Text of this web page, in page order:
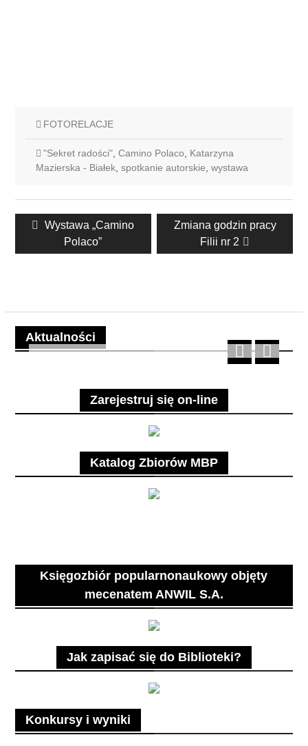
FOTORELACJE
"Sekret radości", Camino Polaco
Katarzyna
Mazierska - Białek, spotkanie autorskie wystawa
wpisuPrevious
post:
Wystawa „Camino
Polaco”
Next
Zmiana godzin pracy
Filii nr 2
Aktualności
Zarejestruj się on-line
Katalog Zbiorów MBP
Księgozbiór popularnonaukowy objęty
mecenatem ANWIL S.A.
Jak zapisać się do Biblioteki?
Konkursy i wyniki